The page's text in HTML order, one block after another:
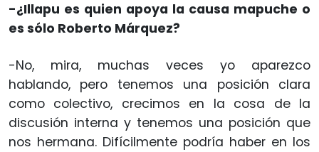
-¿Illapu es quien apoya la causa mapuche o
es sólo Roberto Márquez?
-No, mira, muchas veces yo aparezco
hablando, pero tenemos una posición clara
como colectivo, crecimos en la cosa de la
discusión interna y tenemos una posición que
nos hermana. Difícilmente podría haber en los